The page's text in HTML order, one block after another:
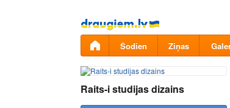
Pāriet
uz
saturu
Šodien Ziņas
Raits-i studijas dizains